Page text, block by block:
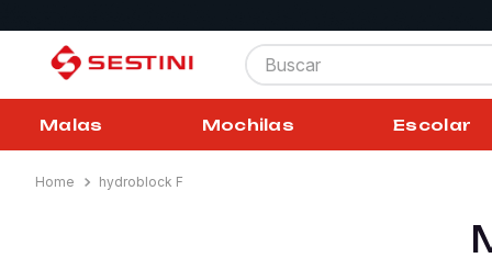
Buscar
Malas Mochilas Escolar
hydroblock F